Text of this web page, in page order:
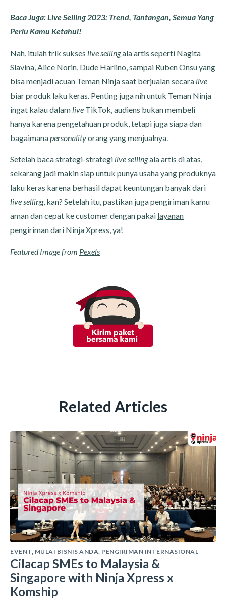
Baca Juga:Live Selling 2023: Trend, Tantangan, Semua Yang
Perlu Kamu Ketahui!
Nah, itulah trik sukses live sellingala artis seperti Nagita
Slavina, Alice Norin, Dude Harlino, sampai Ruben Onsu yang
bisa menjadi acuan Teman Ninja saat berjualan secara live
biar produk laku keras. Penting juga nih untuk Teman Ninja
ingat kalau dalam live TikTok, audiens bukan membeli
hanya karena pengetahuan produk, tetapi juga siapa dan
bagaimanapersonalityorang yang menjualnya.
Setelah baca strategi-strategi live sellingala artis di atas,
sekarang jadi makin siap untuk punya usaha yang produknya
laku keras karena berhasil dapat keuntungan banyak dari
live selling, kan? Setelah itu, pastikan juga pengiriman kamu
aman dan cepat ke customer dengan pakai layanan
pengiriman dari Ninja Xpress, ya!
Featured Image from Pexels
Related Articles
EVENT, MULAI BISNIS ANDA, PENGIRIMAN INTERNASIONAL
Cilacap SMEs to Malaysia &
Singapore with Ninja Xpress x
Komship